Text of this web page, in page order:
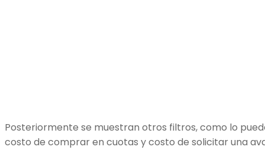
Posteriormente se muestran otros filtros, como lo
costo de comprar en cuotas y costo de solicitar una